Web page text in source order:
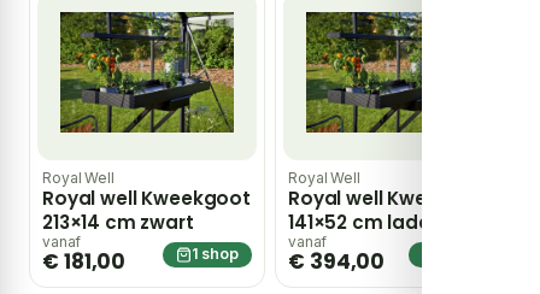
Royal Well
Royal well Kweekgoot
213×14 cm zwart
vanaf
€ 181,00 1 shop
Royal Well
Royal well Kweektafel
141×52 cm lade zwart
vanaf
€ 394,00